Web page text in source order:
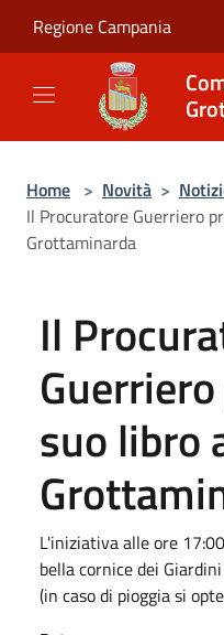
Regione Campania
Home > Novità >
Il Procuratore Guerriero
Grottaminarda
Il
suo libro
L'iniziativa alle ore
bella cornice dei
(in caso di pioggia si